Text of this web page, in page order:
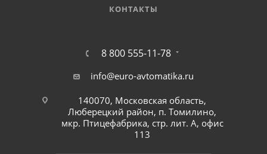
КОНТАКТЫ
8 800 555-11-78
info@euro-avtomatika.ru
140070, Московская область,
Люберецкий район, п. Томилино,
мкр. Птицефабрика, стр. лит. А, офис
113